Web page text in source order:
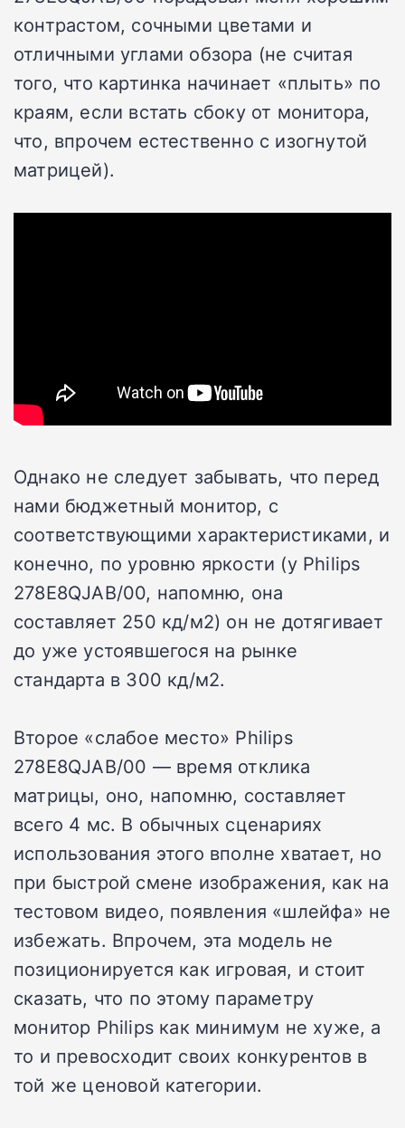
контрастом, сочными цветами и
отличными углами обзора (не считая
того, что картинка начинает «плыть» по
краям, если встать сбоку от монитора,
что, впрочем естественно с изогнутой
матрицей).
Однако не следует забывать, что перед
нами бюджетный монитор, с
соответствующими характеристиками, и
конечно, по уровню яркости (у Philips
278E8QJAB/00, напомню, она
составляет 250 кд/м2) он не дотягивает
до уже устоявшегося на рынке
стандарта в 300 кд/м2.
Второе «слабое место» Philips
278E8QJAB/00 — время отклика
матрицы, оно, напомню, составляет
всего 4 мс. В обычных сценариях
использования этого вполне хватает, но
при быстрой смене изображения, как на
тестовом видео, появления «шлейфа» не
избежать. Впрочем, эта модель не
позиционируется как игровая, и стоит
сказать, что по этому параметру
монитор Philips как минимум не хуже, а
то и превосходит своих конкурентов в
той же ценовой категории.